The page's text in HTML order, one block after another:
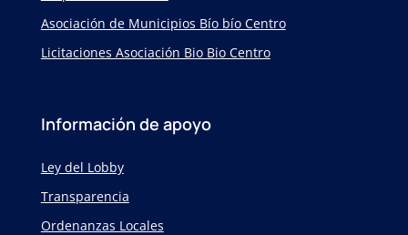
Asociación de Municipios Bío bío Centro
Licitaciones Asociación Bio Bio Centro
Información de apoyo
Ley del Lobby
Transparencia
Ordenanzas Locales